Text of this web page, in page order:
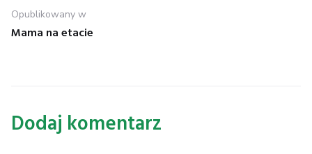
Nawigacja
wpisu
Opublikowany w
Mama na etacie
Dodaj komentarz